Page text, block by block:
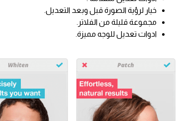
خيار لرؤية الصورة قبل وبعد التعديل.
مجموعة قليلة من الفلاتر.
ادوات تعديل للوجه مميزة.